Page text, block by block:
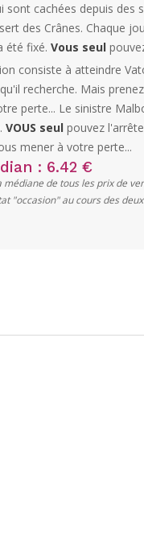
sont cachées depuis des
des Crânes. Chaque
été fixé.Vous seul
consiste à atteindre
recherche. Mais
perte... Le sinistre
VOUS seul pouvez
mener à votre perte...
: 6.42 €
médiane de tous les prix de
"occasion" au cours des